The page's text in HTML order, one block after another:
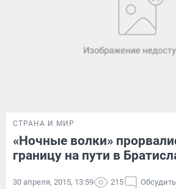
СТРАНА И МИР
«Ночные волки»
границу на пути в
30 апреля, 2015, 13:59 215 Обсудить